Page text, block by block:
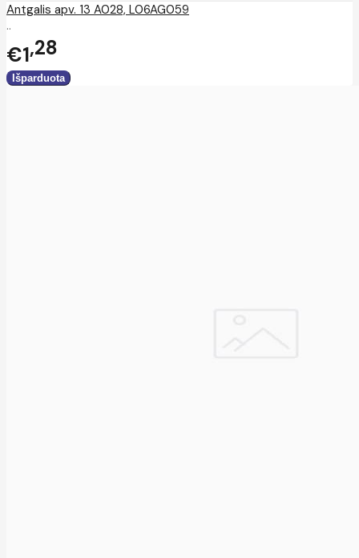
Antgalis apv. 13 A028, L06AG059
..
€1 28